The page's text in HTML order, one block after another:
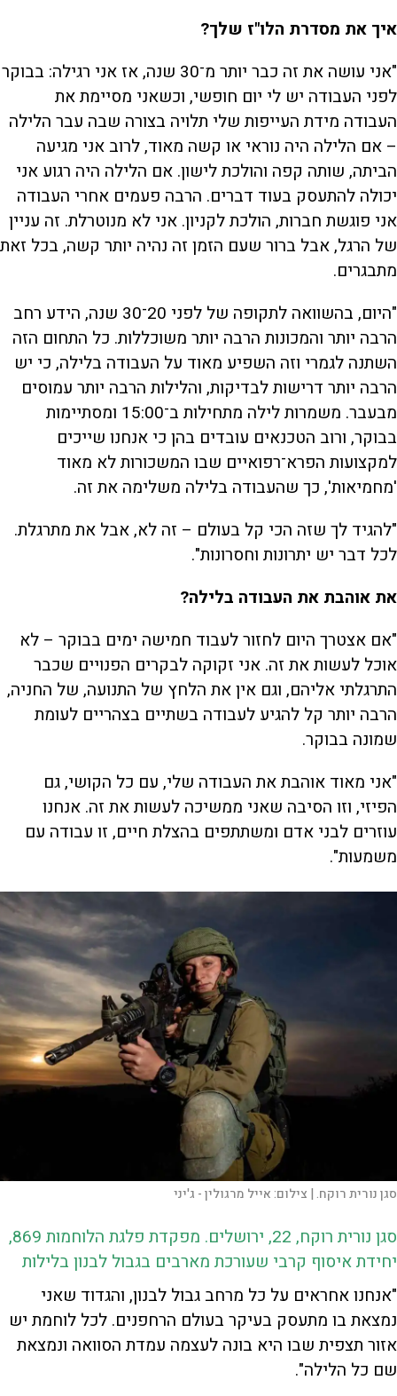
איך את מסדרת הלו"ז שלך?
"אני עושה את זה כבר יותר מ־30 שנה, אז אני רגילה: בבוקר
לפני העבודה יש לי יום חופשי, וכשאני מסיימת את
העבודה מידת העייפות שלי תלויה בצורה שבה עבר הלילה
– אם הלילה היה נוראי או קשה מאוד, לרוב אני מגיעה
הביתה, שותה קפה והולכת לישון. אם הלילה היה רגוע אני
יכולה להתעסק בעוד דברים. הרבה פעמים אחרי העבודה
אני פוגשת חברות, הולכת לקניון. אני לא מנוטרלת. זה עניין
של הרגל, אבל ברור שעם הזמן זה נהיה יותר קשה, בכל זאת
מתבגרים.
"היום, בהשוואה לתקופה של לפני 20־30 שנה, הידע רחב
הרבה יותר והמכונות הרבה יותר משוכללות. כל התחום הזה
השתנה לגמרי וזה השפיע מאוד על העבודה בלילה, כי יש
הרבה יותר דרישות לבדיקות, והלילות הרבה יותר עמוסים
מבעבר. משמרות לילה מתחילות ב־15:00 ומסתיימות
בבוקר, ורוב הטכנאים עובדים בהן כי אנחנו שייכים
למקצועות הפרא־רפואיים שבו המשכורות לא מאוד
'מחמיאות', כך שהעבודה בלילה משלימה את זה.
"להגיד לך שזה הכי קל בעולם – זה לא, אבל את מתרגלת.
לכל דבר יש יתרונות וחסרונות".
את אוהבת את העבודה בלילה?
"אם אצטרך היום לחזור לעבוד חמישה ימים בבוקר – לא
אוכל לעשות את זה. אני זקוקה לבקרים הפנויים שכבר
התרגלתי אליהם, וגם אין את הלחץ של התנועה, של החניה,
הרבה יותר קל להגיע לעבודה בשתיים בצהריים לעומת
שמונה בבוקר.
"אני מאוד אוהבת את העבודה שלי, עם כל הקושי, גם
הפיזי, וזו הסיבה שאני ממשיכה לעשות את זה. אנחנו
עוזרים לבני אדם ומשתתפים בהצלת חיים, זו עבודה עם
משמעות".
סגן נורית רוקח. | צילום:אייל מרגולין - ג'יני
סגן נורית רוקח, 22, ירושלים. מפקדת פלגת הלוחמות 869,
יחידת איסוף קרבי שעורכת מארבים בגבול לבנון בלילות
"אנחנו אחראים על כל מרחב גבול לבנון, והגדוד שאני
נמצאת בו מתעסק בעיקר בעולם הרחפנים. לכל לוחמת יש
אזור תצפית שבו היא בונה לעצמה עמדת הסוואה ונמצאת
שם כל הלילה".